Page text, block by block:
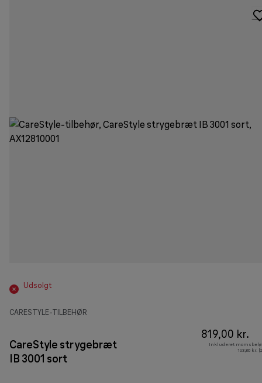
Udsolgt
CARESTYLE-TILBEHØR
CareStyle strygebræt
IB 3001 sort
819,00 kr.
Inkluderet
163,80 kr.